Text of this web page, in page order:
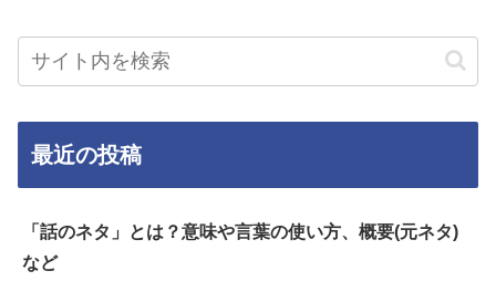
最近の投稿
「話のネタ」とは？意味や言葉の使い方、概要(元ネタ)
など